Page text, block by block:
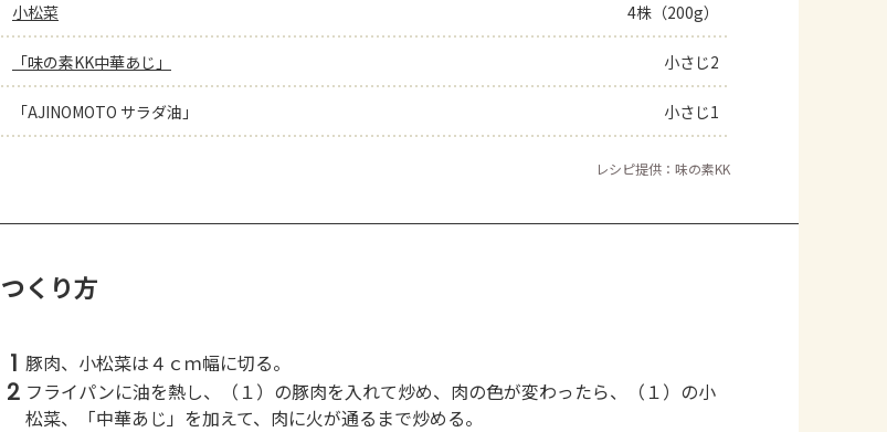
よくあるお問い合わせ
お買い物
もっと見る
小松菜 4株（200g）
「味の素KK中華あじ」 小さじ2
「AJINOMOTO サラダ油」 小さじ1
レシピ提供：味の素KK
つくり方
1 豚肉、小松菜は４ｃｍ幅に切る。
2 フライパンに油を熱し、（１）の豚肉を入れて炒め、肉の色が変わったら、（１）の小
松菜、「中華あじ」を加えて、肉に火が通るまで炒める。